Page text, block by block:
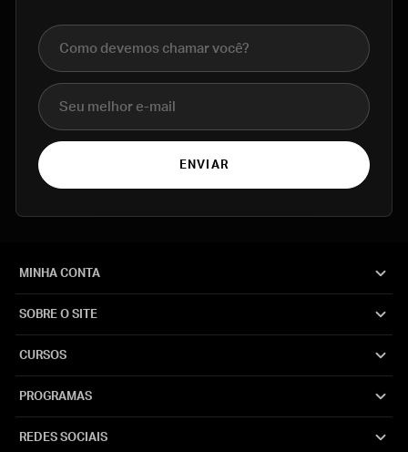
Nome completo
E-mail
ENVIAR
MINHA CONTA
SOBRE O SITE
CURSOS
PROGRAMAS
REDES SOCIAIS